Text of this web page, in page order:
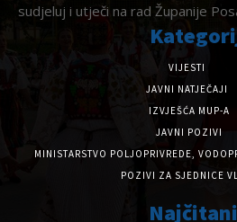
sudjeluj i utječi na rad Županije
VIJESTI
JAVNI NATJEČAJI
IZVJEŠĆA MUP-A
JAVNI POZIVI
MINISTARSTVO POLJOPRIVREDE,
POZIVI ZA SJEDNICE